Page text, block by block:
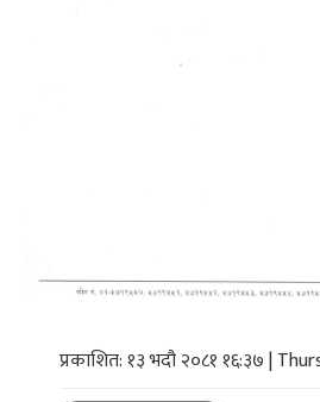
प्रकाशित: १३ भदौ २०८१ १६:३७ |